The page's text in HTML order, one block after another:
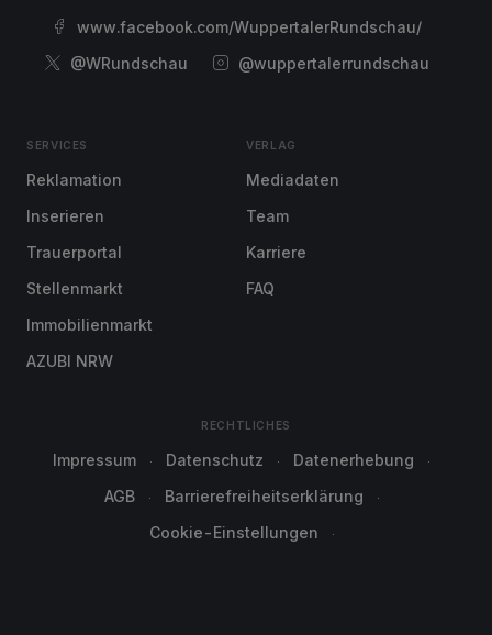
www.facebook.com/WuppertalerRundschau/
@WRundschau
@wuppertalerrundschau
SERVICES
Reklamation
Inserieren
Trauerportal
Stellenmarkt
Immobilienmarkt
AZUBI NRW
VERLAG
Mediadaten
Team
Karriere
FAQ
RECHTLICHES
Impressum Datenschutz
Datenerhebung
AGB
Barrierefreiheitserklärung
Cookie-Einstellungen